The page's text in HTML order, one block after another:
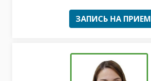
ЗАПИСЬ НА ПРИЕМ